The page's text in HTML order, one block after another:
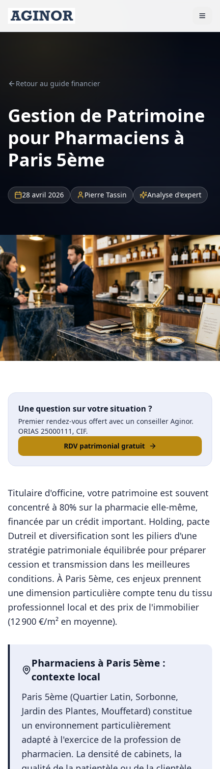
Retour au guide financier
Gestion de Patrimoine
pour Pharmaciens à
Paris 5ème
28 avril 2026 Pierre Tassin Analyse d'expert
Une question sur votre situation ?
Premier rendez-vous offert avec un conseiller Aginor.
ORIAS 25000111, CIF.
RDV patrimonial gratuit
Titulaire d'officine, votre patrimoine est souvent
concentré à 80% sur la pharmacie elle-même,
financée par un crédit important. Holding, pacte
Dutreil et diversification sont les piliers d'une
stratégie patrimoniale équilibrée pour préparer
cession et transmission dans les meilleures
conditions. À Paris 5ème, ces enjeux prennent
une dimension particulière compte tenu du tissu
professionnel local et des prix de l'immobilier
(12 900 €/m² en moyenne).
Pharmaciensà Paris 5ème :
contexte local
Paris 5ème (Quartier Latin, Sorbonne,
Jardin des Plantes, Mouffetard) constitue
un environnement particulièrement
adapté à l'exercice de la profession de
pharmacien. La densité de cabinets, la